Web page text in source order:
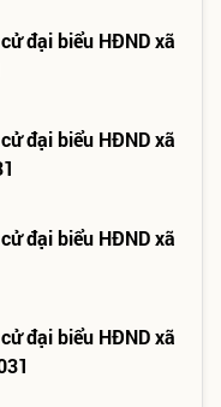
đại biểu HĐND xã
đại biểu HĐND xã
đại biểu HĐND xã
đại biểu HĐND xã